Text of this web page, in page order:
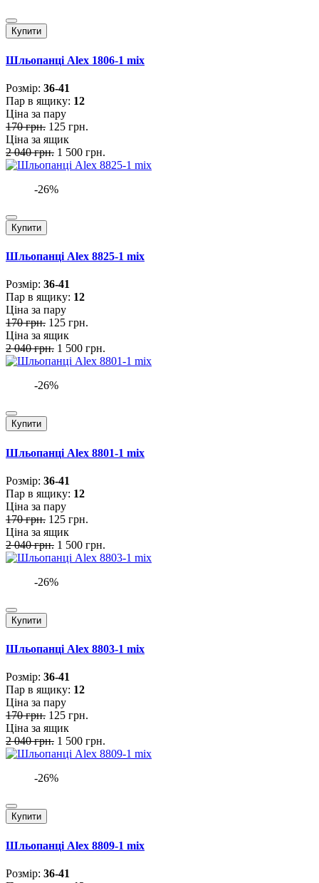
Купити
Шльопанці Alex 1806-1 mix
Розмiр: 36-41
Пар в ящику: 12
Ціна за пару
170 грн. 125 грн.
Ціна за ящик
2 040 грн. 1 500 грн.
-26%
Купити
Шльопанці Alex 8825-1 mix
Розмiр: 36-41
Пар в ящику: 12
Ціна за пару
170 грн. 125 грн.
Ціна за ящик
2 040 грн. 1 500 грн.
-26%
Купити
Шльопанці Alex 8801-1 mix
Розмiр: 36-41
Пар в ящику: 12
Ціна за пару
170 грн. 125 грн.
Ціна за ящик
2 040 грн. 1 500 грн.
-26%
Купити
Шльопанці Alex 8803-1 mix
Розмiр: 36-41
Пар в ящику: 12
Ціна за пару
170 грн. 125 грн.
Ціна за ящик
2 040 грн. 1 500 грн.
-26%
Купити
Шльопанці Alex 8809-1 mix
Розмiр: 36-41